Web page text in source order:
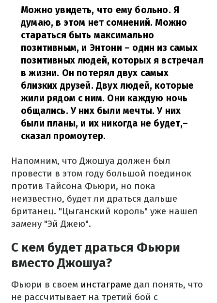
Можно увидеть, что ему больно. Я
думаю, в этом нет сомнений. Можно
стараться быть максимально
позитивным, и Энтони – один из самых
позитивных людей, которых я встречал
в жизни. Он потерял двух самых
близких друзей. Двух людей, которые
жили рядом с ним. Они каждую ночь
общались. У них были мечты. У них
были планы, и их никогда не будет,–
сказал промоутер.
Напомним, что Джошуа должен был
провести в этом году большой поединок
против Тайсона Фьюри, но пока
неизвестно, будет ли драться дальше
британец. "Цыганский король" уже нашел
замену "Эй Джею".
С кем будет драться Фьюри
вместо Джошуа?
Фьюри в своем инстаграме дал понять, что
не рассчитывает на третий бой с